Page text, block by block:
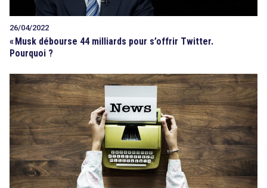
26/04/2022
« Musk débourse 44 milliards pour s’offrir Twitter.
Pourquoi ?